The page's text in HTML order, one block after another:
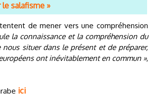
le salafisme »
de mener vers une compréhension
la connaissance et la compréhension du
situer dans le présent et de préparer,
ont inévitablement en commun »,
ici